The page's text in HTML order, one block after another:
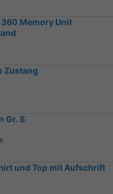
360 Memory Unit
Zustang
Gr. S
und Top mit Aufschrift